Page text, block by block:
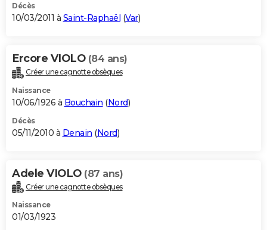
Décès
10/03/2011 à Saint-Raphaël (Var)
Ercore VIOLO (84 ans)
Créer une cagnotte obsèques
Naissance
10/06/1926 à Bouchain (Nord)
Décès
05/11/2010 à Denain (Nord)
Adele VIOLO (87 ans)
Créer une cagnotte obsèques
Naissance
01/03/1923